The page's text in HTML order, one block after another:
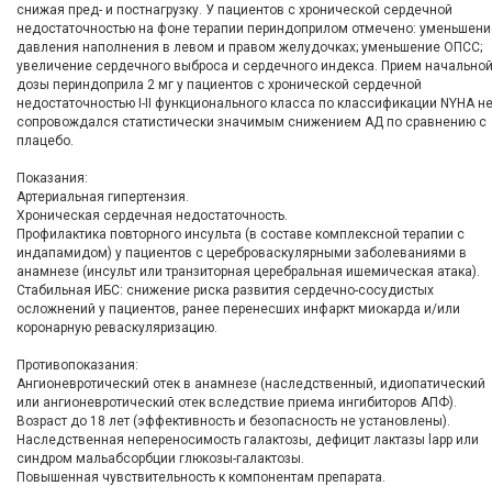
снижая пред- и постнагрузку. У пациентов с хронической сердечной
недостаточностью на фоне терапии периндоприлом отмечено:
давления наполнения в левом и правом желудочках; уменьшение ОПСС;
увеличение сердечного выброса и сердечного индекса. Прием начальной
дозы периндоприла 2 мг у пациентов с хронической сердечной
недостаточностью I-II функционального класса по классификации NYHA не
сопровождался статистически значимым снижением АД по сравнению с
плацебо.
Показания:
Артериальная гипертензия.
Хроническая сердечная недостаточность.
Профилактика повторного инсульта (в составе комплексной терапии с
индапамидом) у пациентов с цереброваскулярными заболеваниями в
анамнезе (инсульт или транзиторная церебральная ишемическая атака).
Стабильная ИБС: снижение риска развития сердечно-сосудистых
осложнений у пациентов, ранее перенесших инфаркт миокарда и/или
коронарную реваскуляризацию.
Противопоказания:
Ангионевротический отек в анамнезе (наследственный, идиопатический
или ангионевротический отек вследствие приема ингибиторов АПФ).
Возраст до 18 лет (эффективность и безопасность не установлены).
Наследственная непереносимость галактозы, дефицит лактазы lapp или
синдром мальабсорбции глюкозы-галактозы.
Повышенная чувствительность к компонентам препарата.